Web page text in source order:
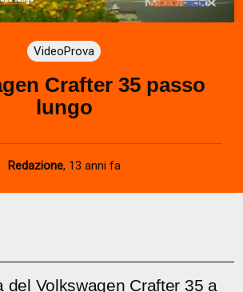
a
y
V
d
e
VideoProva
Crafter 35 passo
lungo
Redazione, 13 anni fa
del Volkswagen Crafter 35 a